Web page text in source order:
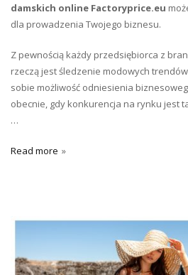
damskich online Factoryprice.eu
dla prowadzenia Twojego biznesu.
Z pewnością każdy przedsiębiorca z
rzeczą jest śledzenie modowych
sobie możliwość odniesienia
obecnie, gdy konkurencja na rynku jest
…
Read more